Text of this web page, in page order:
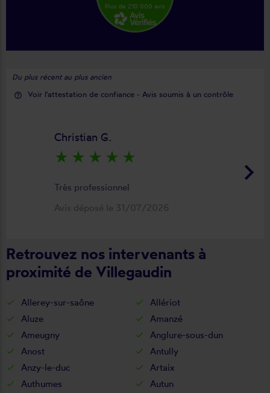
Plus de 210 000 avis
Du plus récent au plus ancien
help_outline Voir l'attestation de confiance - Avis soumis à un contrôle
keyboard_arrow_right
Christian G.
star_rate star_rate star_rate star_rate star_rate
Très professionnel
Avis déposé le 31/07/2026
Retrouvez nos intervenants à
proximité de Villegaudin
Allerey-sur-saône
Allériot
Aluze
Amanzé
Ameugny
Anglure-sous-dun
Anost
Antully
Anzy-le-duc
Artaix
Authumes
Autun